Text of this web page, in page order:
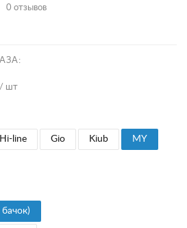
0 отзывов
/ шт
Hi-line Gio Kiub MY